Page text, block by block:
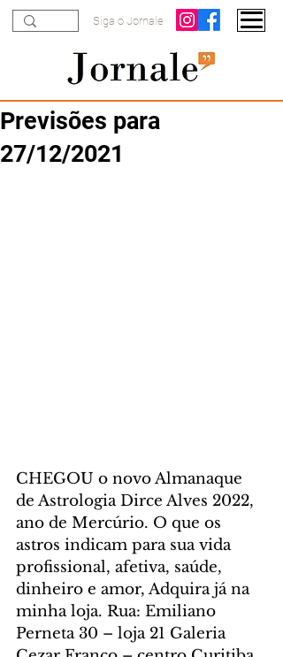
Siga o Jornale
Previsões para
27/12/2021
CHEGOU o novo Almanaque
de Astrologia Dirce Alves 2022,
ano de Mercúrio. O que os
astros indicam para sua vida
profissional, afetiva, saúde,
dinheiro e amor, Adquira já na
minha loja. Rua: Emiliano
Perneta 30 – loja 21 Galeria